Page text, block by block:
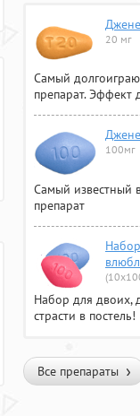
20 мг
Самый
препарат. Эффект
100мг
Самый известный
препарат
Набор для двоих,
страсти в постель!
Все препараты